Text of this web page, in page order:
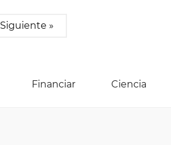
Siguiente »
Financiar Ciencia